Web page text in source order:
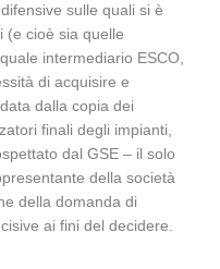
sulle quali si è
(e cioè sia quelle
intermediario ESCO,
di acquisire e
dalla copia dei
finali degli impianti,
dal GSE – il solo
della società
della domanda di
ai fini del decidere.